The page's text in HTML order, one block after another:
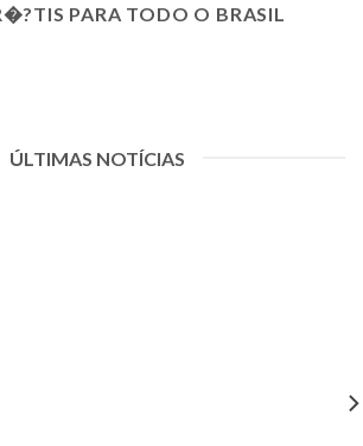
PARA TODO O BRASIL
ÚLTIMAS NOTÍCIAS